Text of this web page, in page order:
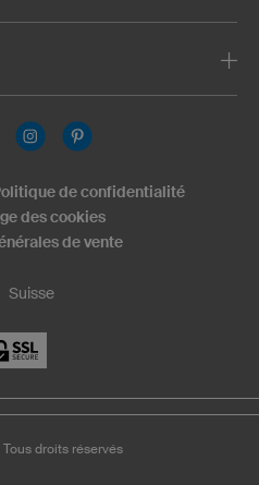
Suisse
de confidentialité
des cookies
de vente
droits réservés